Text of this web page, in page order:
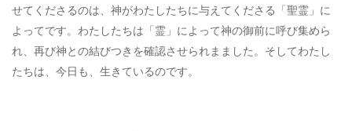
せてくださるのは、神がわたしたちに与えてくださる「聖霊」に
よってです。わたしたちは「霊」によって神の御前に呼び集めら
れ、再び神との結びつきを確認させられまました。そしてわたし
たちは、今日も、生きているのです。